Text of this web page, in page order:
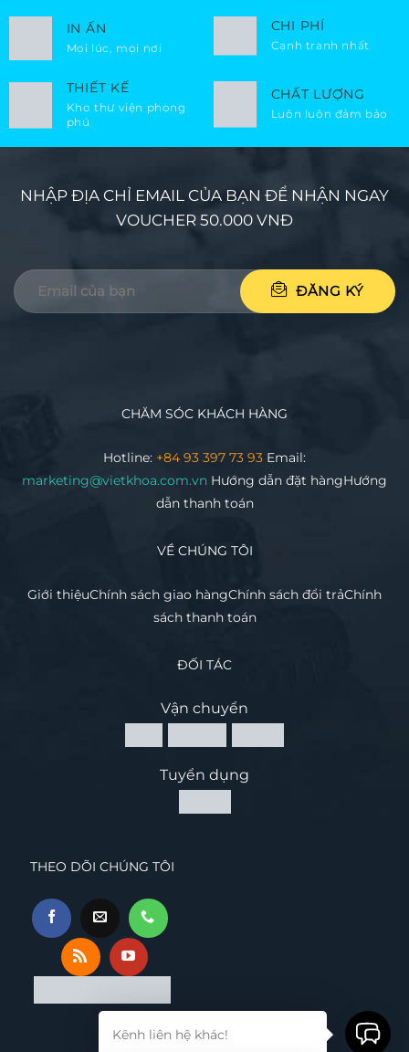
IN ẤN
Mọi lúc, mọi nơi
CHI PHÍ
Cạnh tranh nhất
THIẾT KẾ
Kho thư viện phong
phú
CHẤT LƯỢNG
Luôn luôn đảm bảo
NHẬP ĐỊA CHỈ EMAIL CỦA BẠN ĐỂ NHẬN NGAY
VOUCHER 50.000 VNĐ
CHĂM SÓC KHÁCH HÀNG
Hotline: +84 93 397 73 93 Email:
marketing@vietkhoa.com.vn Hướng dẫn đặt hàngHướng
dẫn thanh toán
VỀ CHÚNG TÔI
Giới thiệuChính sách giao hàngChính sách đổi trảChính
sách thanh toán
ĐỐI TÁC
Vận chuyển
Tuyển dụng
THEO DÕI CHÚNG TÔI
Kênh liên hệ khác!